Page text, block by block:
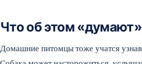
Что об этом
Домашние питомцы тоже учатся